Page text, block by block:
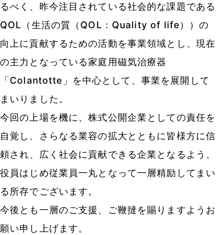
るべく、昨今注目されている社会的な課題である
QOL（生活の質（QOL：Quality of life））の
向上に貢献するための活動を事業領域とし、現在
の主力となっている家庭用磁気治療器
「Colantotte」を中心として、事業を展開して
まいりました。
今回の上場を機に、株式公開企業としての責任を
自覚し、さらなる業容の拡大とともに皆様方に信
頼され、広く社会に貢献できる企業となるよう、
役員はじめ従業員一丸となって一層精励してまい
る所存でございます。
今後とも一層のご支援、ご鞭撻を賜りますようお
願い申し上げます。